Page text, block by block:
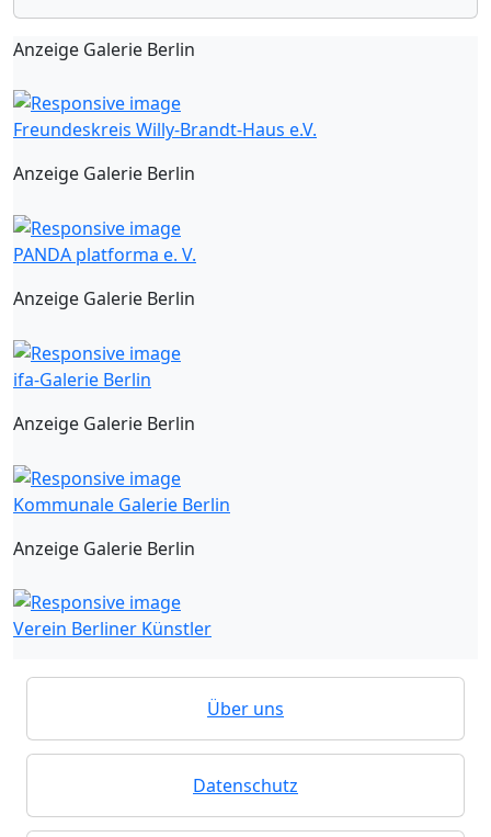
Anzeige Galerie Berlin
Freundeskreis Willy-Brandt-Haus e.V.
Anzeige Galerie Berlin
PANDA platforma e. V.
Anzeige Galerie Berlin
ifa-Galerie Berlin
Anzeige Galerie Berlin
Kommunale Galerie Berlin
Anzeige Galerie Berlin
Verein Berliner Künstler
Über uns
Datenschutz